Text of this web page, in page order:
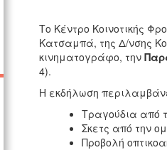
Το Κέντρο Κοινοτικής
Κατσαμπά, της Δ/νσης
κινηματογράφο, την
4).
Η εκδήλωση
Τραγούδια από
Σκετς από την
Προβολή